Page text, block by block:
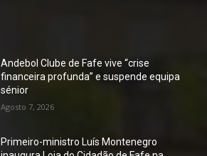
Andebol Clube de Fafe vive “crise
financeira profunda” e suspende equipa
sénior
Agosto 7, 2026
Primeiro-ministro Luís Montenegro